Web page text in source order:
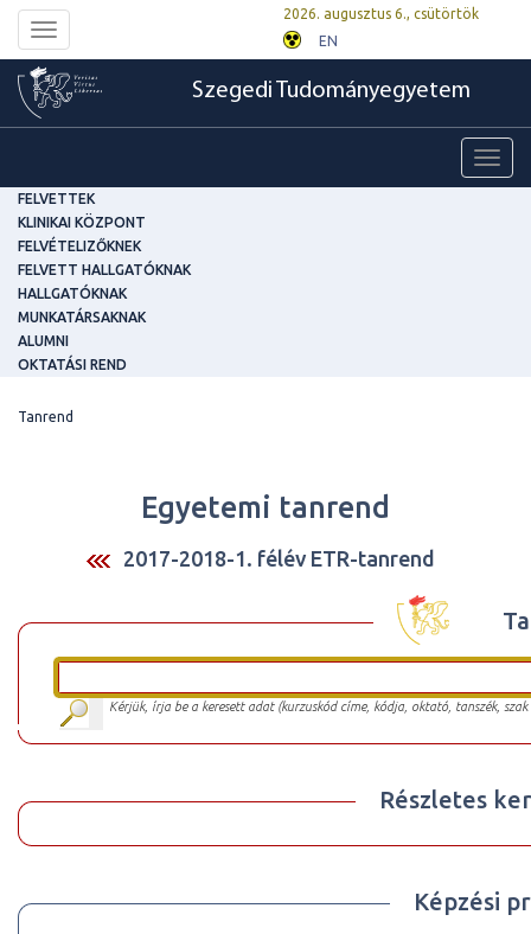
Toggle
navigation
2026. augusztus 6., csütörtök
EN
Szegedi Tudományegyetem
FELVETTEK
KLINIKAI KÖZPONT
FELVÉTELIZŐKNEK
FELVETT HALLGATÓKNAK
HALLGATÓKNAK
MUNKATÁRSAKNAK
ALUMNI
OKTATÁSI REND
Tanrend
Egyetemi tanrend
2017-2018-1. félév ETR-tanrend
Kérjük, írja be a keresett adat (kurzuskód címe, kódja, oktató, tanszék,
Részletes
Képzési